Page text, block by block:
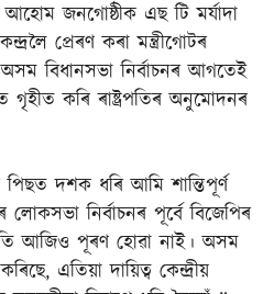
জনগোষ্ঠীক এছ টি মৰ্যাদা
প্ৰেৰণ কৰা মন্ত্ৰীগোটৰ
বিধানসভা নিৰ্বাচনৰ আগতেই
কৰি ৰাষ্ট্ৰপতিৰ অনুমোদনৰ
দশক ধৰি আমি শান্তিপূৰ্ণ
নিৰ্বাচনৰ পূৰ্বে বিজেপিৰ
আজিও পূৰণ হোৱা নাই। অসম
এতিয়া দায়িত্ব কেন্দ্ৰীয়